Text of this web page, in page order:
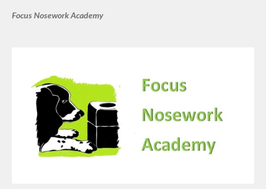
Focus Nosework Academy